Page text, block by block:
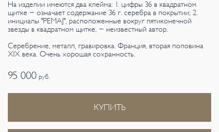
На изделии имеются два клейма: 1. цифры 36 в квадратном
щитке - означает содержание 36 г. серебра в покрытии; 2.
инициалы "PEMAJ", расположенные вокруг пятиконечной
звезды в квадратном щитке, - неизвестный автор.
Серебрение, металл, гравировка. Франция, вторая половина
XIX века. Очень хорошая сохранность.
95 000 руб.
КУПИТЬ